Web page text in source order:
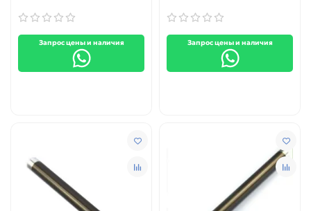
Запрос цены и наличия Запрос цены и наличия